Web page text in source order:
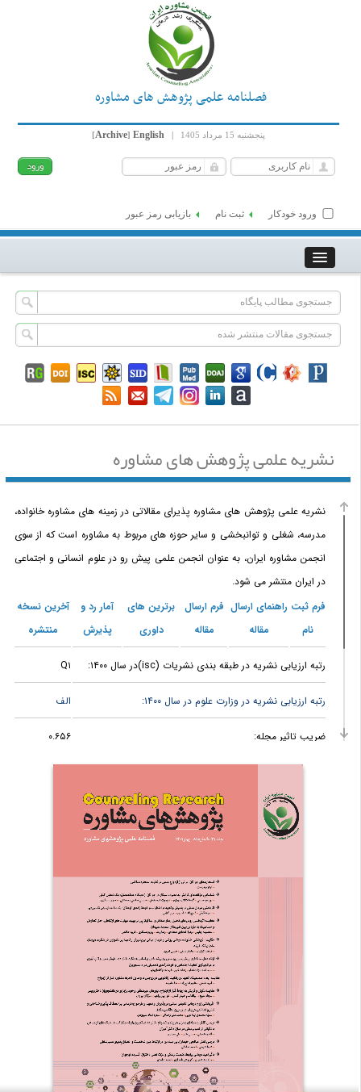
فصلنامه علمی پژوهش های مشاوره
پنجشنبه 15 مرداد 1405 |
English
[Archive ]
ورود خودکار ثبت نام بازیابی رمز عبور
نشریه علمی پژوهش های مشاوره
نشریه علمی پژوهش های مشاوره پذیرای مقالاتی در زمینه های مشاوره خانواده،
مدرسه، شغلی و توانبخشی و سایر حوزه های مربوط به مشاوره است که از سوی
انجمن مشاوره ایران، به عنوان انجمن علمی پیش رو در علوم انسانی و اجتماعی
در ایران منتشر می شود.
فرم ثبت
نام
راهنمای ارسال
مقاله
فرم ارسال
مقاله
برترین های
داوری
آمار رد و
پذیرش
آخرین نسخه
منتشره
رتبه ارزیابی نشریه در طبقه بندی نشریات (isc)در سال ۱۴۰۰: Q۱
رتبه ارزیابی نشریه در وزارت علوم در سال ۱۴۰۰: الف
ضریب تاثیر مجله: ۰.۶۵۶
Open
این نشریه سرقت علمی و ادبی را با استفاده از نرم افزارهای